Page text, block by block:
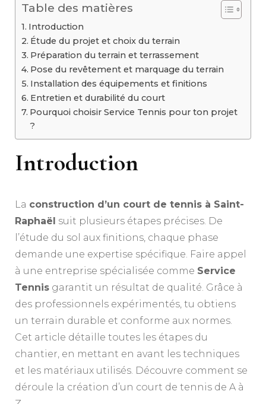
Table des matières
Introduction
Étude du projet et choix du terrain
Préparation du terrain et terrassement
Pose du revêtement et marquage du terrain
Installation des équipements et finitions
Entretien et durabilité du court
Pourquoi choisir Service Tennis pour ton projet
?
Introduction
La construction d’un court de tennis à Saint-
Raphaël suit plusieurs étapes précises. De
l’étude du sol aux finitions, chaque phase
demande une expertise spécifique. Faire appel
à une entreprise spécialisée comme Service
Tennis garantit un résultat de qualité. Grâce à
des professionnels expérimentés, tu obtiens
un terrain durable et conforme aux normes.
Cet article détaille toutes les étapes du
chantier, en mettant en avant les techniques
et les matériaux utilisés. Découvre comment se
déroule la création d’un court de tennis de A à